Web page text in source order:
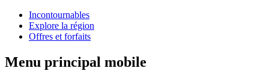
Incontournables
Explore la région
Offres et forfaits
Menu principal mobile